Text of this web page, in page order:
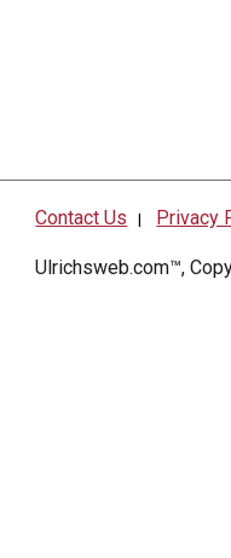
Contact Us | Privacy
Ulrichsweb.com™,